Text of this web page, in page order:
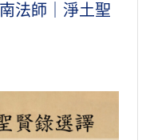
法師｜淨土聖